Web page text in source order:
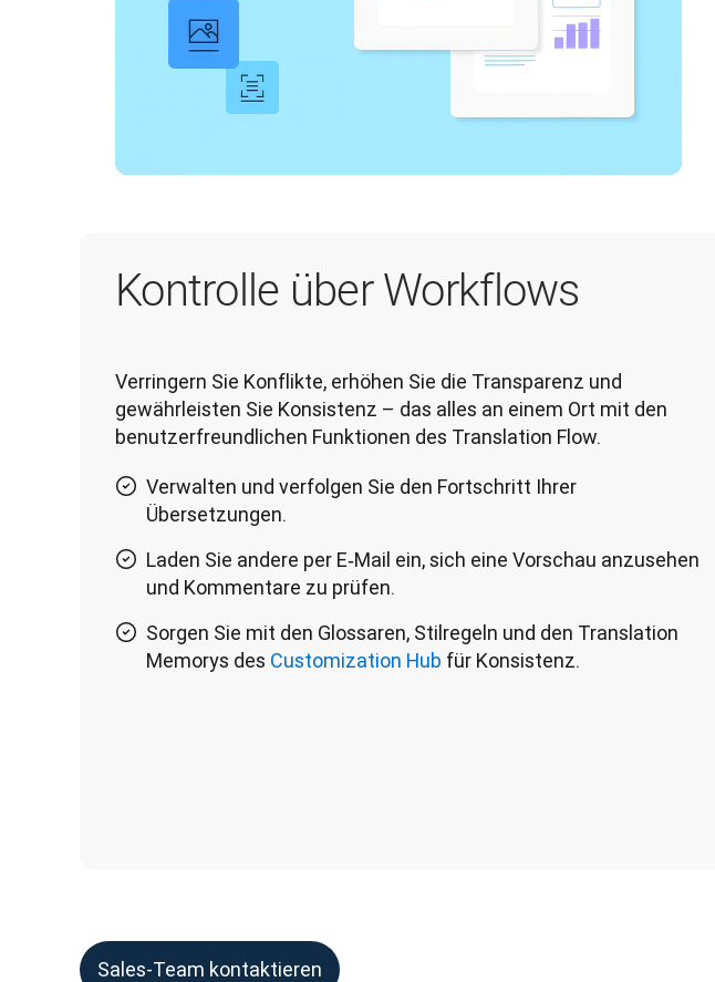
Kontrolle über Workflows
Verringern Sie Konflikte, erhöhen Sie die Transparenz und
gewährleisten Sie Konsistenz – das alles an einem Ort mit den
benutzerfreundlichen Funktionen des Translation Flow.
Verwalten und verfolgen Sie den Fortschritt Ihrer
Übersetzungen.
Laden Sie andere per E‑Mail ein, sich eine Vorschau anzusehen
und Kommentare zu prüfen.
Sorgen Sie mit den Glossaren, Stilregeln und den Translation
Memorys des Customization Hub für Konsistenz.
Sales-Team kontaktieren